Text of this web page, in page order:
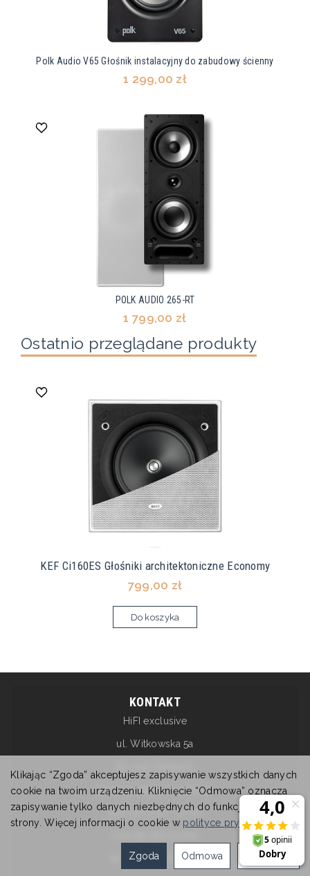
Polk Audio V65 Głośnik instalacyjny do zabudowy ścienny
1 299,00 zł
POLK AUDIO 265-RT
1 799,00 zł
Ostatnio przeglądane produkty
KEF Ci160ES Głośniki architektoniczne Economy
799,00 zł
Do koszyka
KONTAKT
HiFI exclusive
ul. Witkowska 5a
Salon pokazowy czynny:
pon-pt: 9:00 - 17:00
tel. +48 607 615 717
Klikając “Zgoda” akceptujesz zapisywanie wszystkich danych
cookie na twoim urządzeniu. Kliknięcie “Odmowa” oznacza
zapisywanie tylko danych niezbędnych do funkcjonowania
strony. Więcej informacji o cookie w polityce prywatności.
Ustawienia
Odmowa
Zgoda